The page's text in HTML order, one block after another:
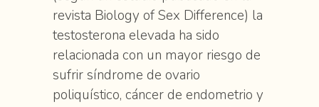
revista Biology of Sex Difference) la
testosterona elevada ha sido
relacionada con un mayor riesgo de
sufrir síndrome de ovario
poliquístico, cáncer de endometrio y